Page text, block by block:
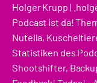
Holger Krupp |
Podcast ist da!
Nutella,
Statistiken des
Shootshifter,